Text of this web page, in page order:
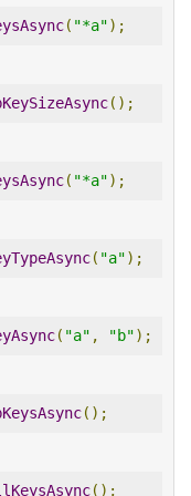
( "*a");
();
( "*a");
( "a");
( "a" , "b");
();
();